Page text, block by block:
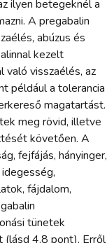
ilyen betegeknél a
A pregabalin
abúzus és
kezelt
való visszaélés, az
például a tolerancia
magatartást.
meg rövid, illetve
követően. A
fejfájás, hányinger,
fájdalom,
tünetek
(lásd 4.8 pont). Erről